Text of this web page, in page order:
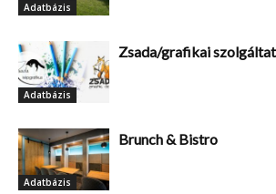
Adatbázis
Adatbázis
Zsada/grafikai
Adatbázis
Brunch & Bistro